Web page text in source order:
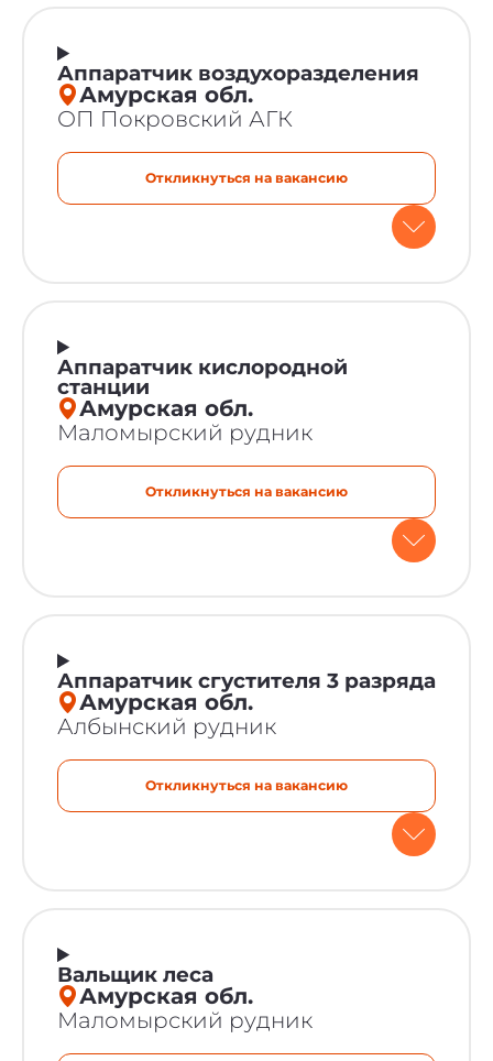
Аппаратчик воздухоразделения
Амурская обл.
ОП Покровский АГК
Откликнуться на вакансию
Аппаратчик кислородной
станции
Амурская обл.
Маломырский рудник
Откликнуться на вакансию
Аппаратчик сгустителя 3 разряда
Амурская обл.
Албынский рудник
Откликнуться на вакансию
Вальщик леса
Амурская обл.
Маломырский рудник